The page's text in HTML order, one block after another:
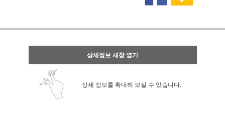
상세정보 새창 열기
상세 정보를 확대해 보실 수 있습니다.